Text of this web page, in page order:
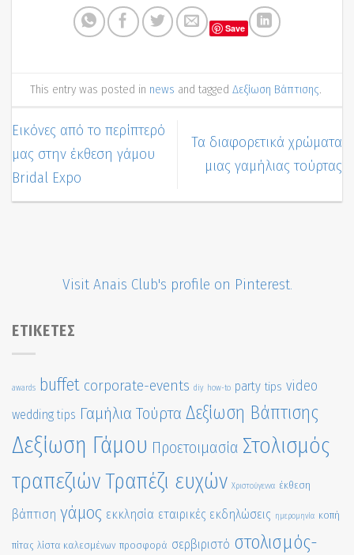
Save
This entry was posted in news and taggedΔεξίωση Βάπτισης.
Εικόνες από το περίπτερό
μας στην έκθεση γάμου
Bridal Expo
Τα διαφορετικά χρώματα
μιας γαμήλιας τούρτας
Visit Anais Club's profile on Pinterest.
ΕΤΙΚΈΤΕΣ
awards buffet corporate-events diy how-to party tips video
wedding tips Γαμήλια Τούρτα Δεξίωση Βάπτισης
Δεξίωση Γάμου Προετοιμασία Στολισμός
τραπεζιώνΤραπέζι ευχών Χριστούγεννα έκθεση
βάπτιση γάμος εκκλησία εταιρικές εκδηλώσεις ημερομηνία κοπή
πίτας λίστα καλεσμένων προσφορά σερβιριστό στολισμός-